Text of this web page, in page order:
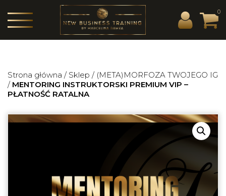
0
Strona główna / Sklep / (META)MORFOZA TWOJEGO IG
/ MENTORING INSTRUKTORSKI PREMIUM VIP –
PŁATNOŚĆ RATALNA